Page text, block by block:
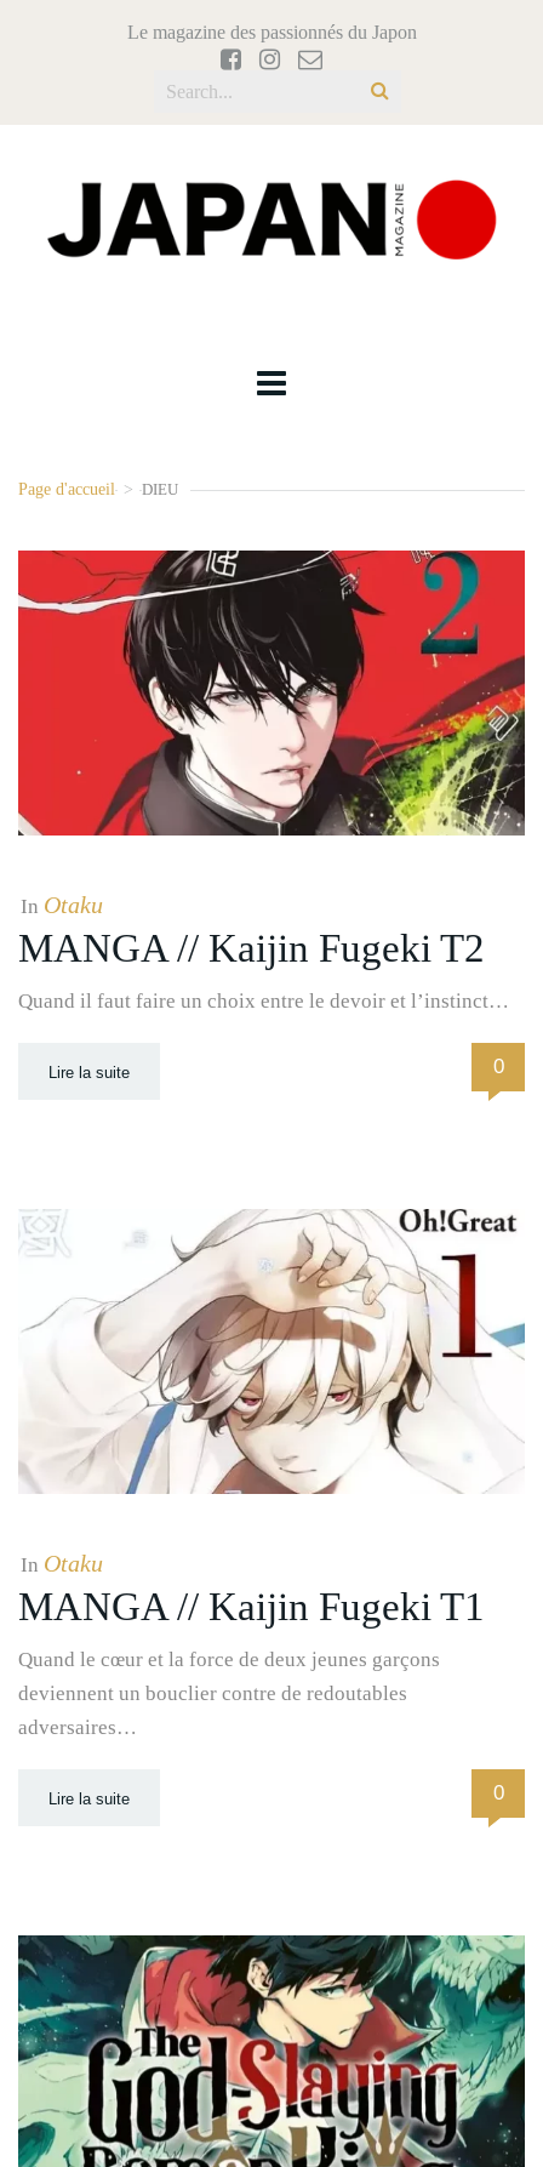
Le magazine des passionnés du Japon
Page d'accueil > DIEU
In Otaku
MANGA // Kaijin Fugeki T2
Quand il faut faire un choix entre le devoir et l’instinct…
Lire la suite 0
In Otaku
MANGA // Kaijin Fugeki T1
Quand le cœur et la force de deux jeunes garçons
deviennent un bouclier contre de redoutables
adversaires…
Lire la suite 0